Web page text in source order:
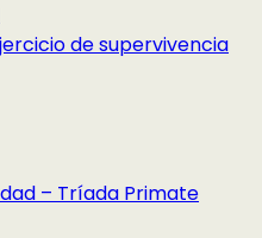
de supervivencia
– Tríada Primate